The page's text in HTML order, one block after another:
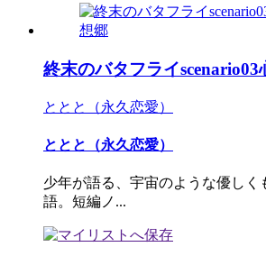
終末のバタフライ
ととと（永久恋愛）
ととと（永久恋愛）
少年が語る、宇宙のような優しく
語。短編ノ...